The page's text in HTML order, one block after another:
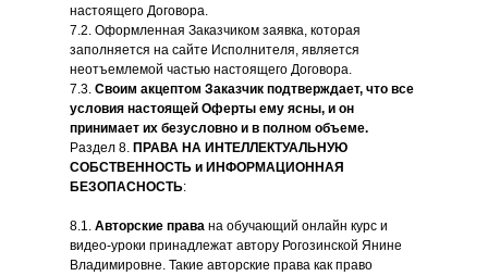
настоящего Договора.
7.2. Оформленная Заказчиком заявка, которая
заполняется на сайте Исполнителя, является
неотъемлемой частью настоящего Договора.
7.3. Своим акцептом Заказчик подтверждает, что все
условия настоящей Оферты ему ясны, и он
принимает их безусловно и в полном объеме.
Раздел 8. ПРАВА НА ИНТЕЛЛЕКТУАЛЬНУЮ
СОБСТВЕННОСТЬ и ИНФОРМАЦИОННАЯ
БЕЗОПАСНОСТЬ:
8.1. Авторские права на обучающий онлайн курс и
видео-уроки принадлежат автору Рогозинской Янине
Владимировне. Такие авторские права как право